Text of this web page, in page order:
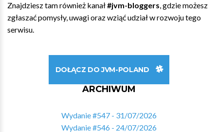
Znajdziesz tam również kanał#jvm-bloggers, gdzie możesz
zgłaszać pomysły, uwagi oraz wziąć udział w rozwoju tego
serwisu.
DOŁĄCZ DO JVM-POLAND
ARCHIWUM
Wydanie #547 - 31/07/2026
Wydanie #546 - 24/07/2026